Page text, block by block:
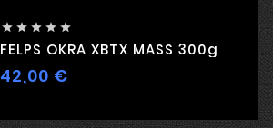
    
FELPS OKRA XBTX MASS 300g
42,00 €Kaina